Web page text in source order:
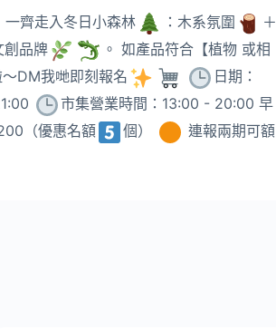
齊走入冬日小森林 ：木系氛圍
＋
創品牌
。 如產品符合【植物 或相
DM我哋即刻報名
日期：
市集營業時間：13:00 - 20:00 早
（優惠名額 個）
連報兩期可額